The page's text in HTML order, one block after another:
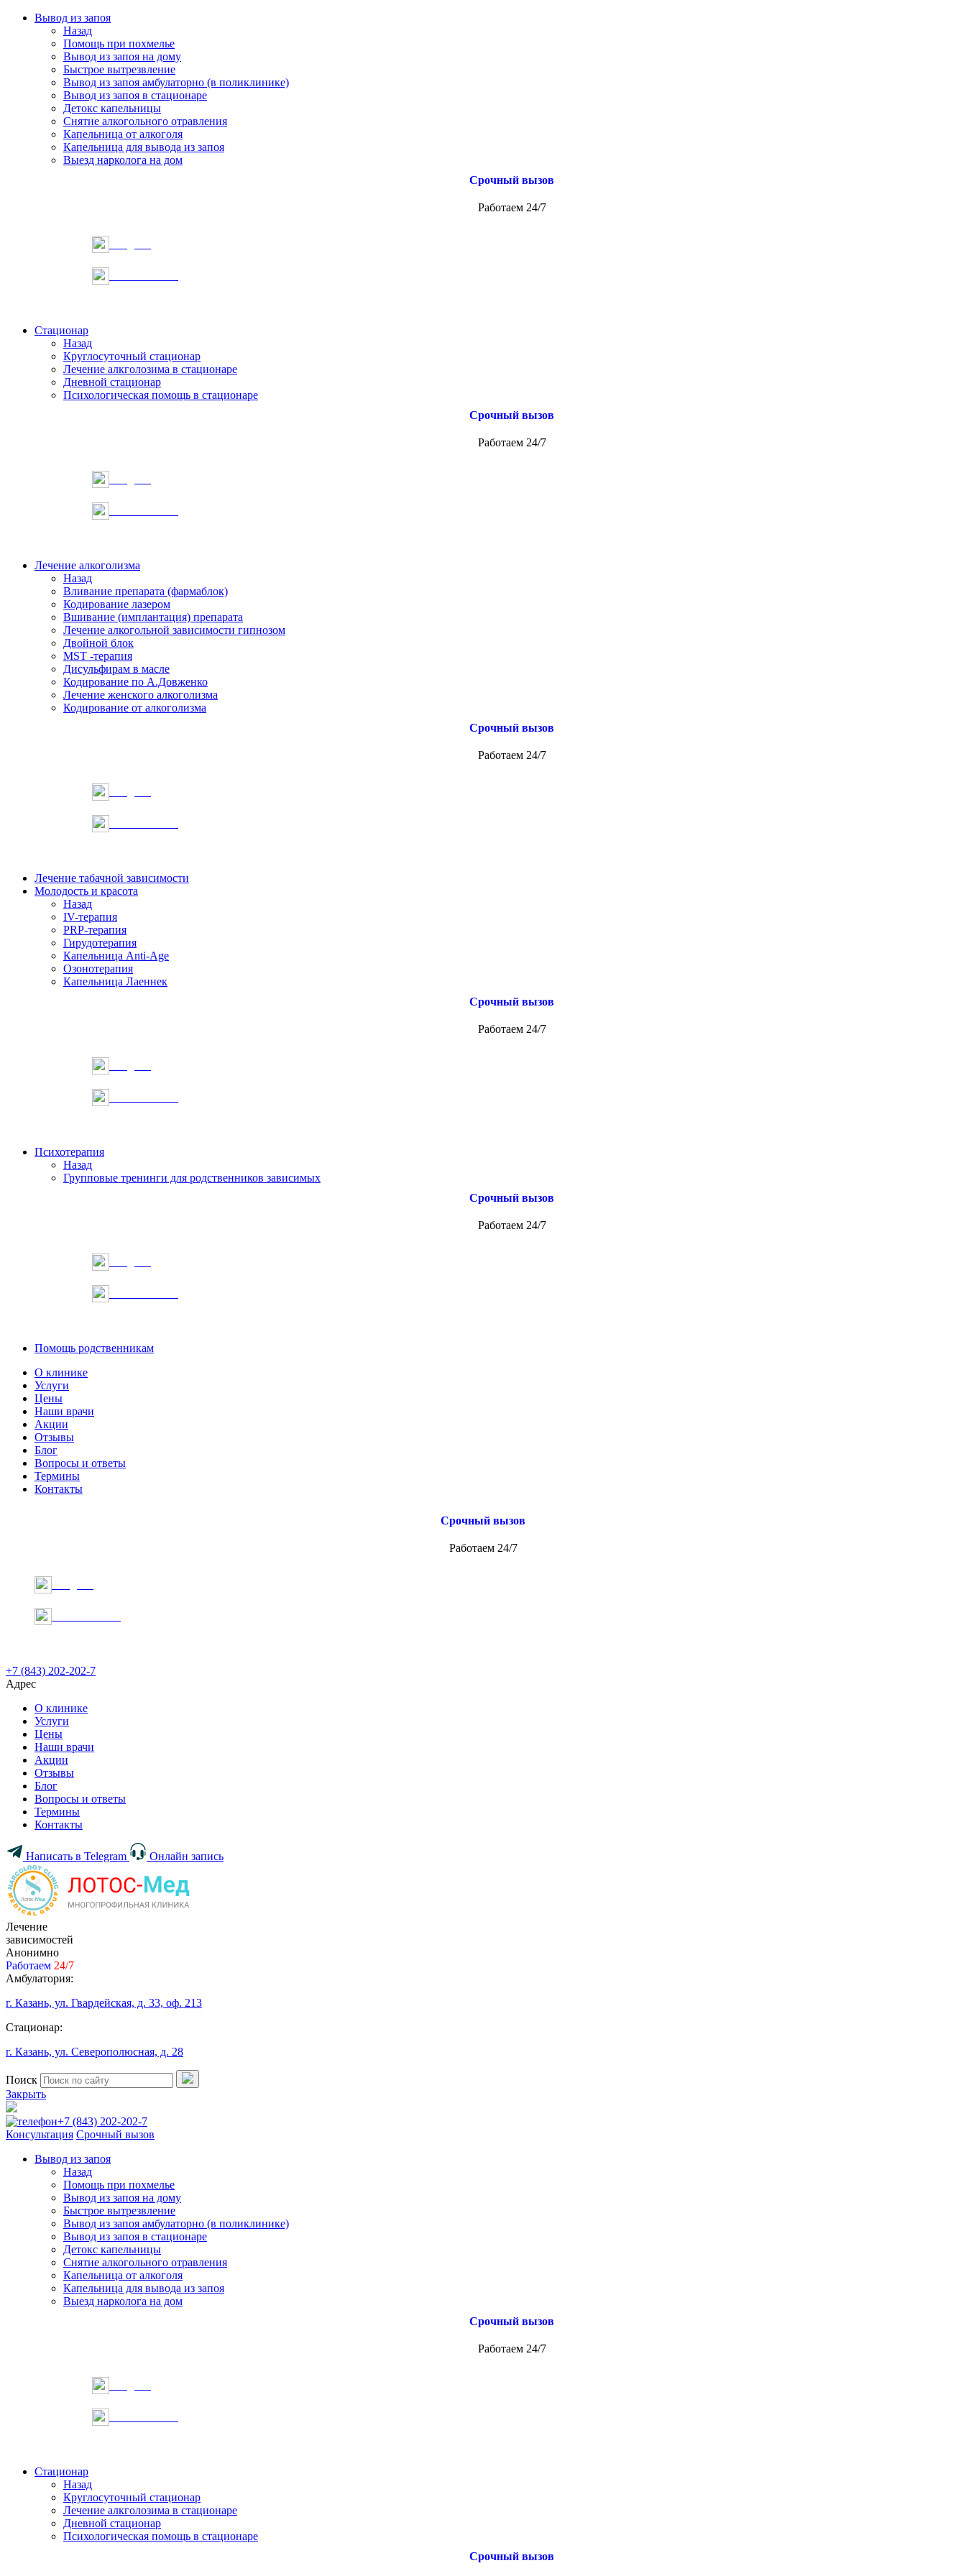
Вывод из запоя
Назад
Помощь при похмелье
Вывод из запоя на дому
Быстрое вытрезвление
Вывод из запоя амбулаторно (в поликлинике)
Вывод из запоя в стационаре
Детокс капельницы
Снятие алкогольного отравления
Капельница от алкоголя
Капельница для вывода из запоя
Выезд нарколога на дом
Срочный вызов
Работаем 24/7
Стационар
Назад
Круглосуточный стационар
Лечение алкголозима в стационаре
Дневной стационар
Психологическая помощь в стационаре
Срочный вызов
Работаем 24/7
Лечение алкоголизма
Назад
Вливание препарата (фармаблок)
Кодирование лазером
Вшивание (имплантация) препарата
Лечение алкогольной зависимости гипнозом
Двойной блок
MST -терапия
Дисульфирам в масле
Кодирование по А.Довженко
Лечение женского алкоголизма
Кодирование от алкоголизма
Срочный вызов
Работаем 24/7
Лечение табачной зависимости
Молодость и красота
Назад
IV-терапия
PRP-терапия
Гирудотерапия
Капельница Anti-Age
Озонотерапия
Капельница Лаеннек
Срочный вызов
Работаем 24/7
Психотерапия
Назад
Групповые тренинги для родственников зависимых
Срочный вызов
Работаем 24/7
Помощь родственникам
О клинике
Услуги
Цены
Наши врачи
Акции
Отзывы
Блог
Вопросы и ответы
Термины
Контакты
Срочный вызов
Работаем 24/7
+7 (843) 202-202-7
Адрес
О клинике
Услуги
Цены
Наши врачи
Акции
Отзывы
Блог
Вопросы и ответы
Термины
Контакты
Написать в Telegram Онлайн запись
Лечение
зависимостей
Анонимно
Работаем 24/7
Амбулатория:
г. Казань, ул. Гвардейская, д. 33, оф. 213
Стационар:
г. Казань, ул. Северополюсная, д. 28
Поиск
Закрыть
+7 (843) 202-202-7
Консультация Срочный вызов
Вывод из запоя
Назад
Помощь при похмелье
Вывод из запоя на дому
Быстрое вытрезвление
Вывод из запоя амбулаторно (в поликлинике)
Вывод из запоя в стационаре
Детокс капельницы
Снятие алкогольного отравления
Капельница от алкоголя
Капельница для вывода из запоя
Выезд нарколога на дом
Срочный вызов
Работаем 24/7
Стационар
Назад
Круглосуточный стационар
Лечение алкголозима в стационаре
Дневной стационар
Психологическая помощь в стационаре
Срочный вызов